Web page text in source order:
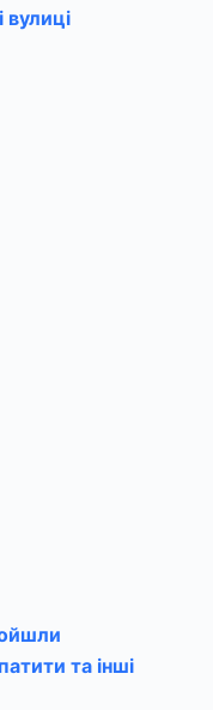
вулиці
та інші